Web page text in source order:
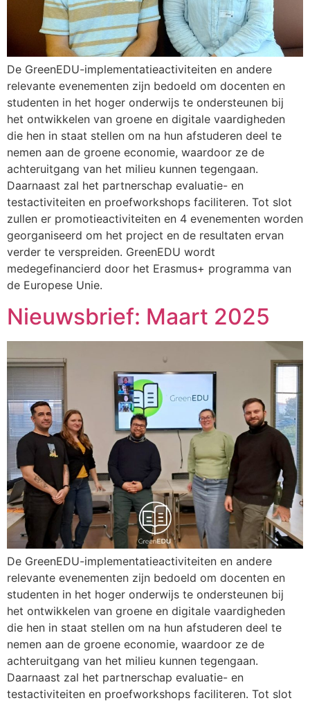
De GreenEDU-implementatieactiviteiten en andere
relevante evenementen zijn bedoeld om docenten en
studenten in het hoger onderwijs te ondersteunen bij
het ontwikkelen van groene en digitale vaardigheden
die hen in staat stellen om na hun afstuderen deel te
nemen aan de groene economie, waardoor ze de
achteruitgang van het milieu kunnen tegengaan.
Daarnaast zal het partnerschap evaluatie- en
testactiviteiten en proefworkshops faciliteren. Tot slot
zullen er promotieactiviteiten en 4 evenementen worden
georganiseerd om het project en de resultaten ervan
verder te verspreiden. GreenEDU wordt
medegefinancierd door het Erasmus+ programma van
de Europese Unie.
Nieuwsbrief: Maart 2025
De GreenEDU-implementatieactiviteiten en andere
relevante evenementen zijn bedoeld om docenten en
studenten in het hoger onderwijs te ondersteunen bij
het ontwikkelen van groene en digitale vaardigheden
die hen in staat stellen om na hun afstuderen deel te
nemen aan de groene economie, waardoor ze de
achteruitgang van het milieu kunnen tegengaan.
Daarnaast zal het partnerschap evaluatie- en
testactiviteiten en proefworkshops faciliteren. Tot slot